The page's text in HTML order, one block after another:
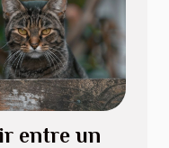
entre un